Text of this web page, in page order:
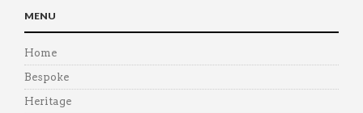
MENU
Home
Bespoke
Heritage